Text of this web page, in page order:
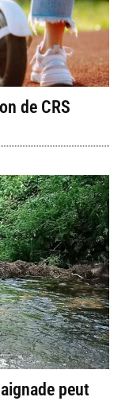
de CRS
peut